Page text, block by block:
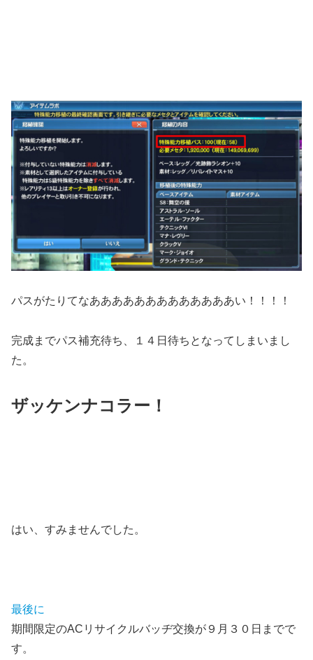
パスがたりてなあああああああああああああい！！！！
完成までパス補充待ち、１４日待ちとなってしまいまし
た。
ザッケンナコラー！
はい、すみませんでした。
最後に
期間限定のACリサイクルバッヂ交換が９月３０日までで
す。